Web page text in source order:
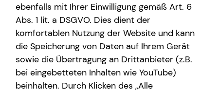
ebenfalls mit Ihrer Einwilligung gemäß Art. 6
Abs. 1 lit. a DSGVO. Dies dient der
komfortablen Nutzung der Website und kann
die Speicherung von Daten auf Ihrem Gerät
sowie die Übertragung an Drittanbieter (z.B.
bei eingebetteten Inhalten wie YouTube)
beinhalten. Durch Klicken des „Alle